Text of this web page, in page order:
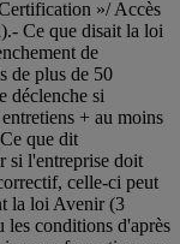
»/ Accès
Ce que disait la loi
de
de plus de 50
déclenche si
+ au moins
que dit
si l'entreprise doit
celle-ci peut
la loi Avenir (3
les conditions d'après